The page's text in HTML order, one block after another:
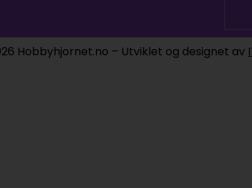
Hobbyhjornet.no – Utviklet og designet av